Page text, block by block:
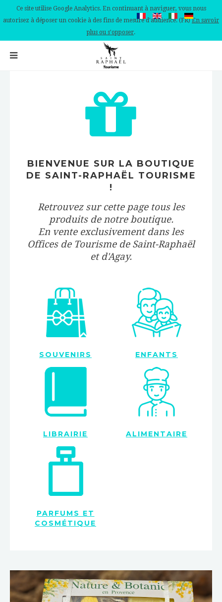
Ce site utilise Google Analytics. En continuant à naviguer, vous nous
autorisez à déposer un cookie à des fins de mesure d'audience. (FR)En savoir
plus ou s'opposer.
BIENVENUE SUR LA BOUTIQUE
DE SAINT-RAPHAËL TOURISME
!
Retrouvez sur cette page tous les
produits de notre boutique.
En vente exclusivement dans les
Offices de Tourisme de Saint-Raphaël
et d'Agay.
SOUVENIRS ENFANTS
LIBRAIRIE ALIMENTAIRE
PARFUMS ET
COSMÉTIQUE